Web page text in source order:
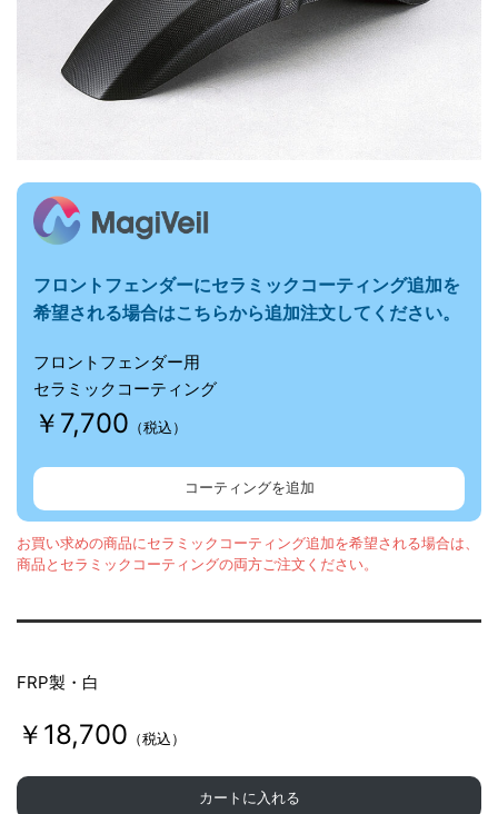
フロントフェンダーにセラミックコーティング追加を
希望される場合はこちらから追加注文してください。
フロントフェンダー用
セラミックコーティング
￥7,700 （税込）
コーティングを追加
お買い求めの商品にセラミックコーティング追加を希望される場合は、
商品とセラミックコーティングの両方ご注文ください。
FRP製・白
￥18,700 （税込）
カートに入れる